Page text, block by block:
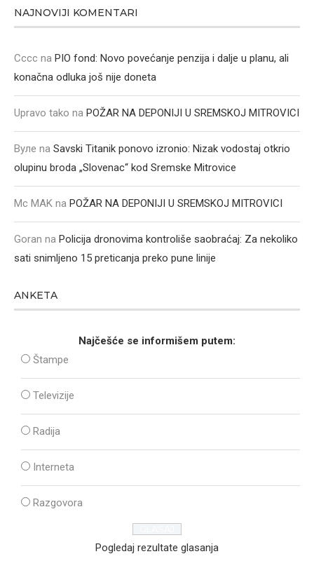
NAJNOVIJI KOMENTARI
Cccc na PIO fond: Novo povećanje penzija i dalje u planu, ali
konačna odluka još nije doneta
Upravo tako na POŽAR NA DEPONIJI U SREMSKOJ MITROVICI
Вуле na Savski Titanik ponovo izronio: Nizak vodostaj otkrio
olupinu broda „Slovenac“ kod Sremske Mitrovice
Mc MAK na POŽAR NA DEPONIJI U SREMSKOJ MITROVICI
Goran na Policija dronovima kontroliše saobraćaj: Za nekoliko
sati snimljeno 15 preticanja preko pune linije
ANKETA
Najčešće se informišem putem:
Štampe
Televizije
Radija
Interneta
Razgovora
Pogledaj rezultate glasanja